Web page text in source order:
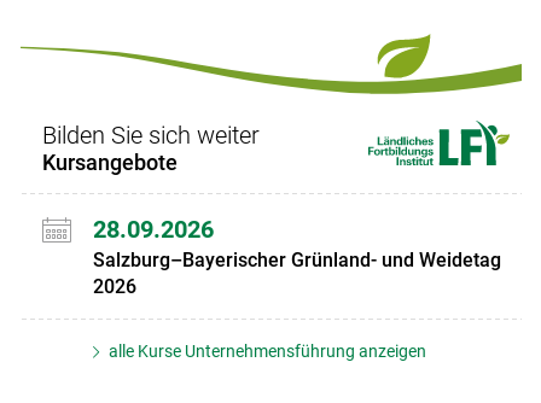
Bilden Sie sich weiter
Kursangebote
28.09.2026
Salzburg–Bayerischer Grünland- und Weidetag
2026
alle Kurse Unternehmensführung anzeigen